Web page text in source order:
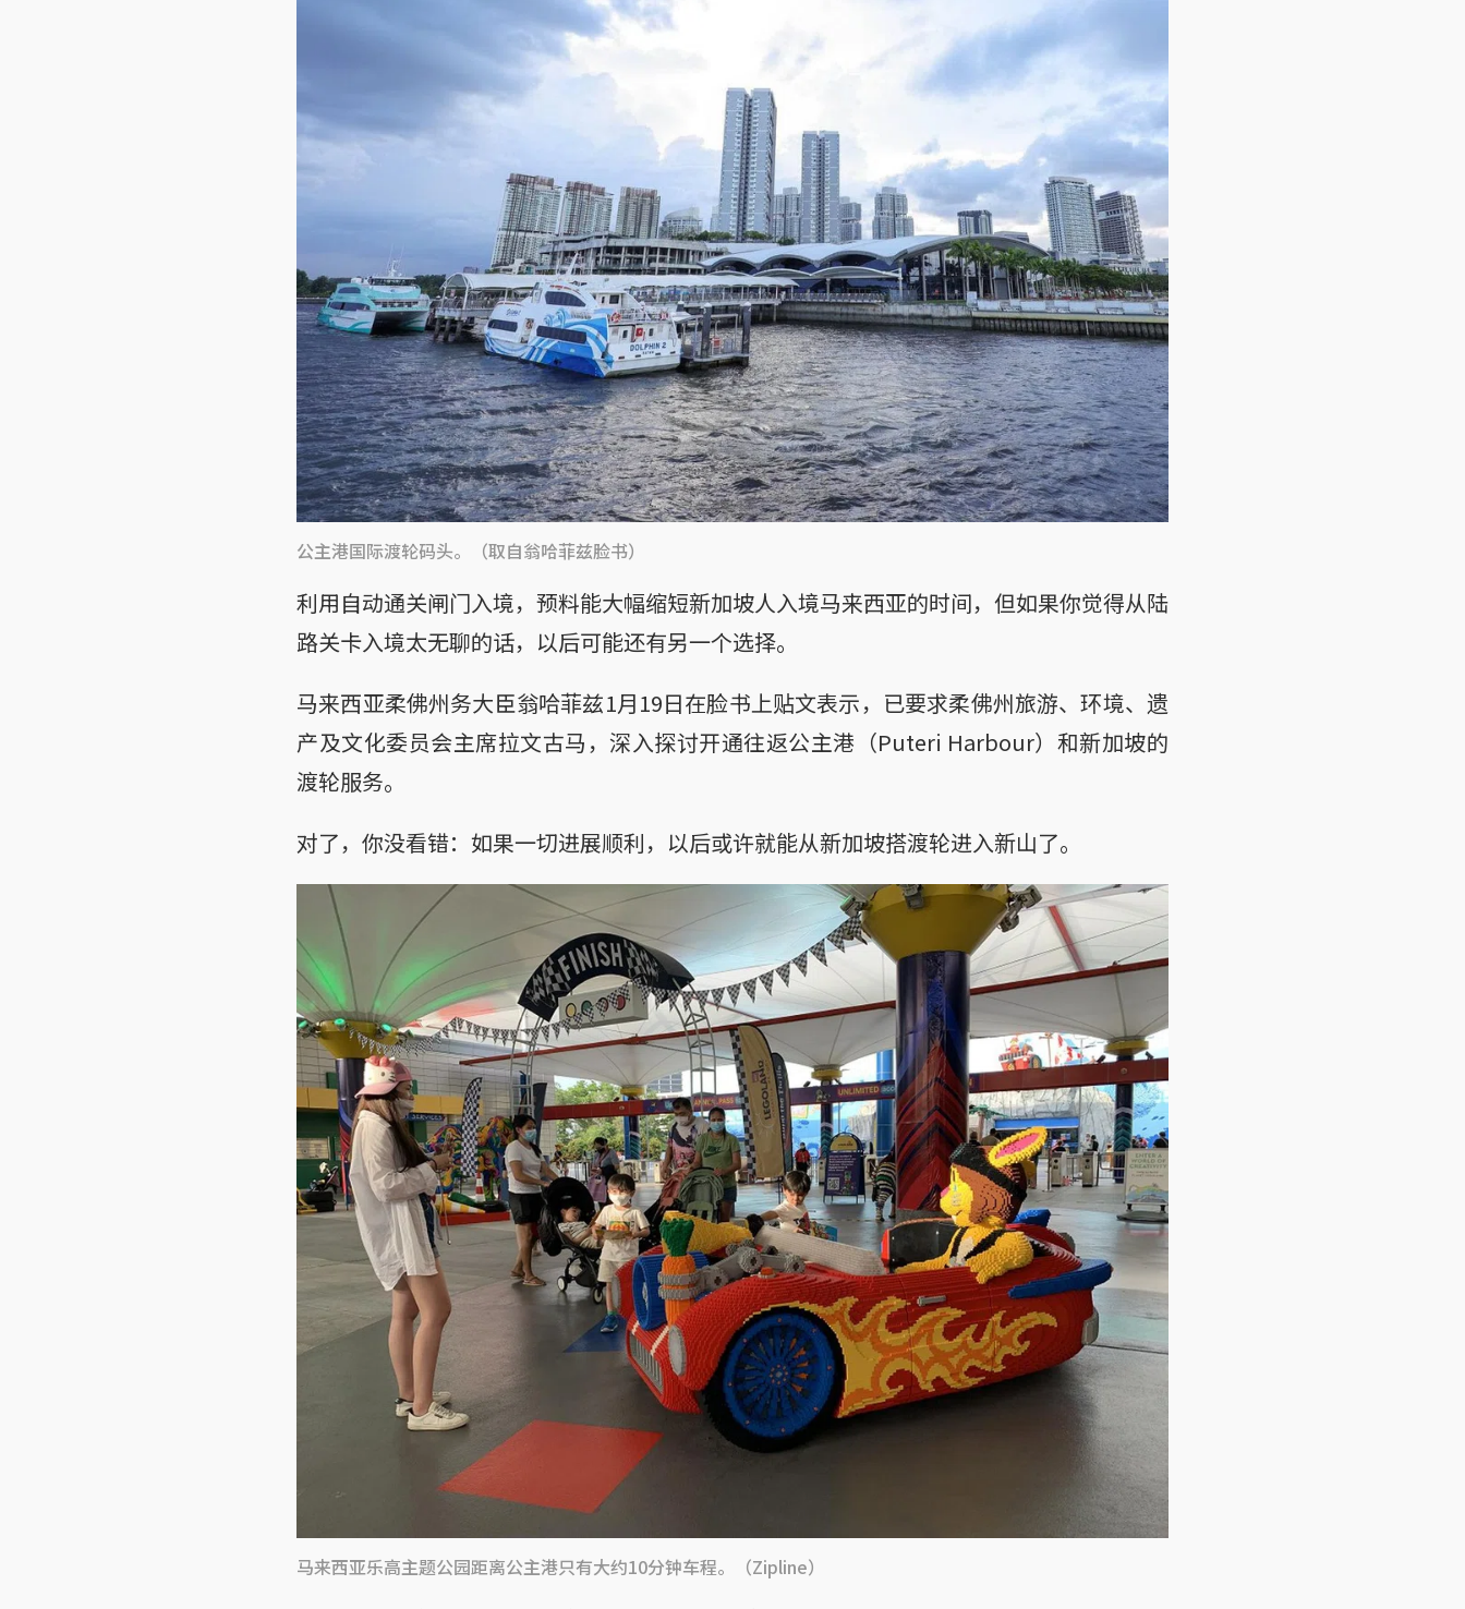
公主港国际渡轮码头。（取自翁哈菲兹脸书）
利用自动通关闸门入境，预料能大幅缩短新加坡人入境马来西亚的时间，但如果你觉得从陆
路关卡入境太无聊的话，以后可能还有另一个选择。
马来西亚柔佛州务大臣翁哈菲兹1月19日在脸书上贴文表示，已要求柔佛州旅游、环境、遗
产及文化委员会主席拉文古马，深入探讨开通往返公主港（Puteri Harbour）和新加坡的
渡轮服务。
对了，你没看错：如果一切进展顺利，以后或许就能从新加坡搭渡轮进入新山了。
马来西亚乐高主题公园距离公主港只有大约10分钟车程。（Zipline）